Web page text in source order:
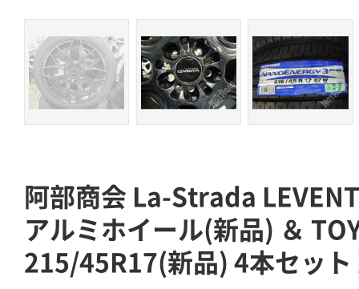
阿部商会 La-Strada
アルミホイール(新品) ＆
215/45R17(新品) 4本セット